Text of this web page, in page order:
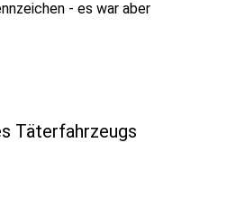
- es war aber
Täterfahrzeugs